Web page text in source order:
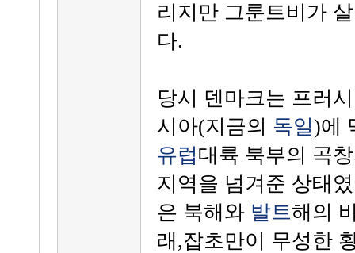
리지만 그룬트비가
다.
당시 덴마크는 프러
시아(지금의 독일)에
유럽대륙 북부의 곡
지역을 넘겨준 상태
은 북해와 발트해의
래,잡초만이 무성한